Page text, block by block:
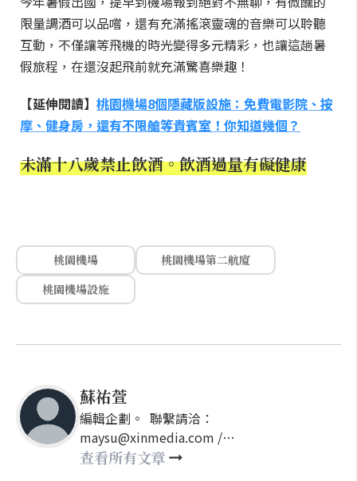
限量調酒可以品嚐，還有充滿搖滾靈魂的音樂可以聆聽
互動，不僅讓等飛機的時光變得多元精彩，也讓這趟暑
假旅程，在還沒起飛前就充滿驚喜樂趣！
【延伸閱讀】 桃園機場8個隱藏版設施：免費電影院、按
摩、健身房，還有不限艙等貴賓室！你知道幾個？
未滿十八歲禁止飲酒。飲酒過量有礙健康
桃園機場
桃園機場第二航廈
桃園機場設施
蘇祐萱
編輯企劃。 聯繫請洽：
maysu@xinmedia.com /
may860527@gmail.com
查看所有文章